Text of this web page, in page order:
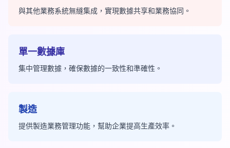
與其他業務系統無縫集成，實現數據共享和業務協同。
單一數據庫
集中管理數據，確保數據的一致性和準確性。
製造
提供製造業務管理功能，幫助企業提高生產效率。